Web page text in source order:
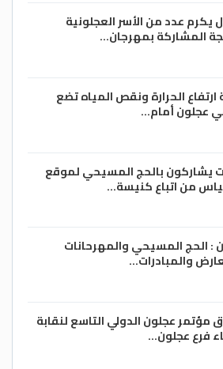
يكرم عدد من الأسر العجلونية
المشاركة بمهرجان…
ارتفاع الحرارة ونقص المياه تضع
عجلون أمام…
يشاركون بالحج المسيحي لموقع
من اتباع كنيسة…
: الحج المسيحي والمهرحانات
والمبادرات…
مؤتمر عجلون الدولي التاسع لنقابة
فرع عجلون…